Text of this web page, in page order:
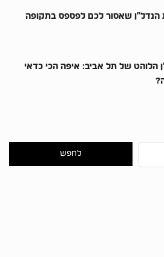
הנדל”ן שאסור לכם לפספס בתקופה
הלוהט של תל אביב: איפה הכי כדאי
לחפש